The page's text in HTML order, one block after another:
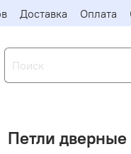
Доставка Оплата
Петли